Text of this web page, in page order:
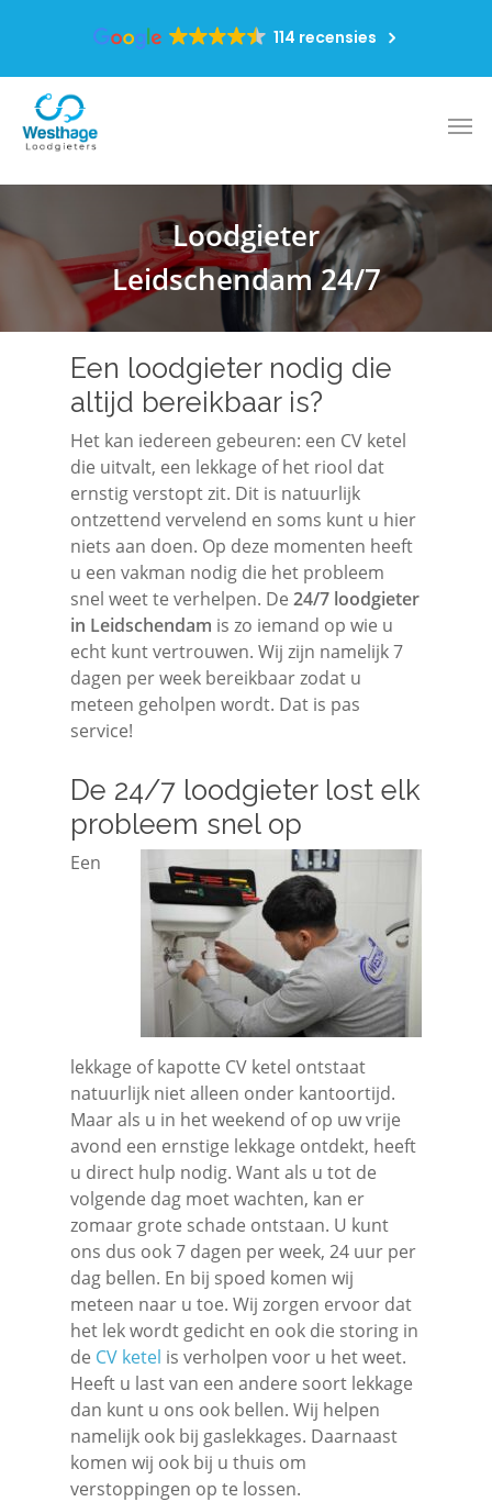
114 recensies
Loodgieter
Leidschendam 24/7
Een loodgieter nodig die
altijd bereikbaar is?
Het kan iedereen gebeuren: een CV ketel
die uitvalt, een lekkage of het riool dat
ernstig verstopt zit. Dit is natuurlijk
ontzettend vervelend en soms kunt u hier
niets aan doen. Op deze momenten heeft
u een vakman nodig die het probleem
snel weet te verhelpen. De24/7 loodgieter
in Leidschendam is zo iemand op wie u
echt kunt vertrouwen. Wij zijn namelijk 7
dagen per week bereikbaar zodat u
meteen geholpen wordt. Dat is pas
service!
De 24/7 loodgieter lost elk
probleem snel op
Een
lekkage of kapotte CV ketel ontstaat
natuurlijk niet alleen onder kantoortijd.
Maar als u in het weekend of op uw vrije
avond een ernstige lekkage ontdekt, heeft
u direct hulp nodig. Want als u tot de
volgende dag moet wachten, kan er
zomaar grote schade ontstaan. U kunt
ons dus ook 7 dagen per week, 24 uur per
dag bellen. En bij spoed komen wij
meteen naar u toe. Wij zorgen ervoor dat
het lek wordt gedicht en ook die storing in
de CV ketel is verholpen voor u het weet.
Heeft u last van een andere soort lekkage
dan kunt u ons ook bellen. Wij helpen
namelijk ook bij gaslekkages. Daarnaast
komen wij ook bij u thuis om
verstoppingen op te lossen.